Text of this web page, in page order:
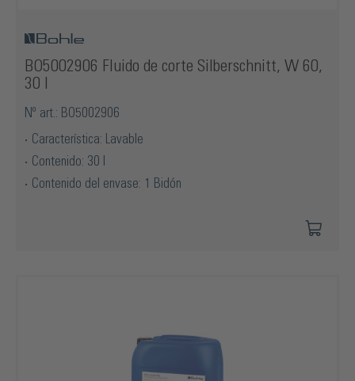
BO5002906 Fluido de corte Silberschnitt, W 60,
30 l
Nº art.: BO5002906
Característica: Lavable
Contenido: 30 l
Contenido del envase: 1 Bidón